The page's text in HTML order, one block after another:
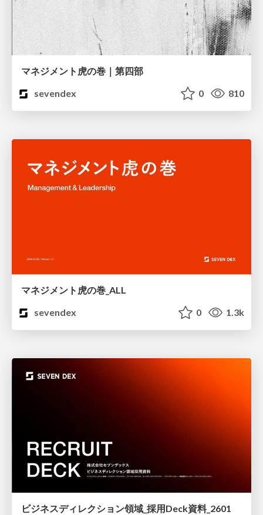
マネジメント虎の巻｜第四部
sevendex
0 810
マネジメント虎の巻_ALL
sevendex
0 1.3k
ビジネスディレクション領域_採用Deck資料_2601